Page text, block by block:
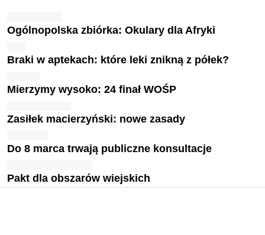
Ogólnopolska zbiórka: Okulary dla Afryki
Braki w aptekach: które leki znikną z półek?
Mierzymy wysoko: 24 finał WOŚP
Zasiłek macierzyński: nowe zasady
Do 8 marca trwają publiczne konsultacje
Pakt dla obszarów wiejskich